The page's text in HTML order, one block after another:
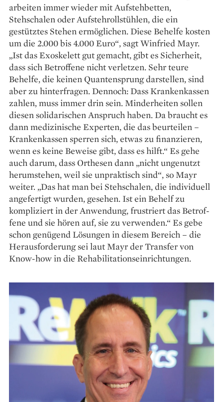
arbeiten immer wieder mit Aufstehbetten,
Stehschalen oder Aufstehrollstühlen, die ein
gestütztes Stehen ermöglichen. Diese Behelfe kosten
um die 2.000 bis 4.000 Euro“, sagt Winfried Mayr.
„Ist das Exoskelett gut gemacht, gibt es Sicherheit,
dass sich Betroffene nicht verletzen. Sehr teure
Behelfe, die keinen Quantensprung darstellen, sind
aber zu hinterfragen. Dennoch: Dass Krankenkassen
zahlen, muss immer drin sein. Minderheiten sollen
diesen solidarischen Anspruch haben. Da braucht es
dann medizinische Experten, die das beurteilen –
Krankenkassen sperren sich, etwas zu finanzieren,
wenn es keine Beweise gibt, dass es hilft.“ Es gehe
auch darum, dass Orthesen dann „nicht ungenutzt
herumstehen, weil sie unpraktisch sind“, so Mayr
weiter. „Das hat man bei Stehschalen, die individuell
angefertigt wurden, gesehen. Ist ein Behelf zu
kompliziert in der Anwendung, frustriert das Betrof­
fene und sie hören auf, sie zu verwenden.“ Es gebe
schon genügend Lösungen in diesem Bereich – die
Herausforderung sei laut Mayr der Transfer von
Know-how in die Rehabilitationseinrichtungen.